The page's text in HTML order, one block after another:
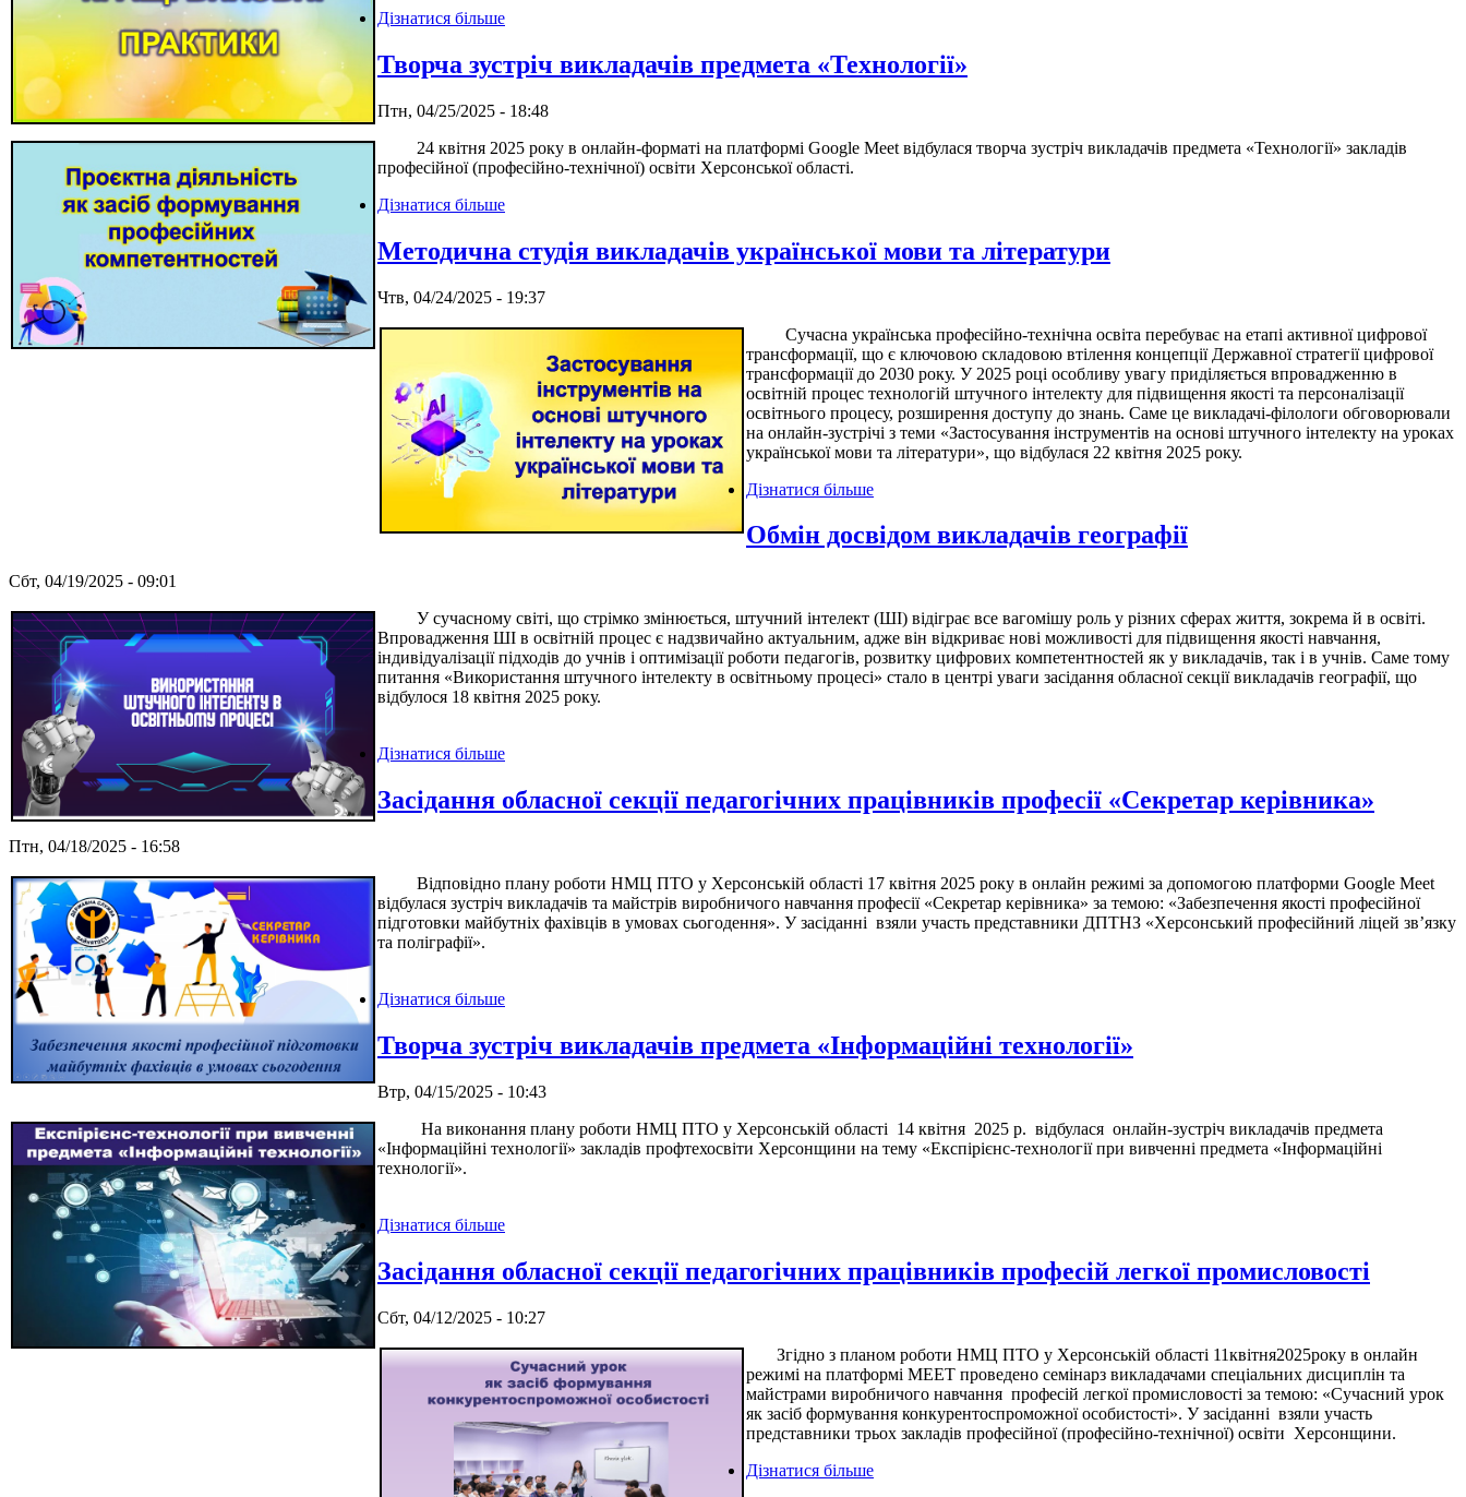
Дізнатися більше
Творча зустріч викладачів предмета «Технології»
Птн, 04/25/2025 - 18:48
24 квітня 2025 року в онлайн-форматі на платформі Google Meet відбулася творча зустріч викладачів предмета «Технології» закладів
професійної (професійно-технічної) освіти Херсонської області.
Дізнатися більше
Методична студія викладачів української мови та літератури
Чтв, 04/24/2025 - 19:37
Сучасна українська професійно-технічна освіта перебуває на етапі активної цифрової
трансформації, що є ключовою складовою втілення концепції Державної стратегії цифрової
трансформації до 2030 року. У 2025 році особливу увагу приділяється впровадженню в
освітній процес технологій штучного інтелекту для підвищення якості та персоналізації
освітнього процесу, розширення доступу до знань. Саме це викладачі-філологи обговорювали
на онлайн-зустрічі з теми «Застосування інструментів на основі штучного інтелекту на уроках
української мови та літератури», що відбулася 22 квітня 2025 року.
Дізнатися більше
Обмін досвідом викладачів географії
Сбт, 04/19/2025 - 09:01
У сучасному світі, що стрімко змінюється, штучний інтелект (ШІ) відіграє все вагомішу роль у різних сферах життя, зокрема й в освіті.
Впровадження ШІ в освітній процес є надзвичайно актуальним, адже він відкриває нові можливості для підвищення якості навчання,
індивідуалізації підходів до учнів і оптимізації роботи педагогів, розвитку цифрових компетентностей як у викладачів, так і в учнів. Саме тому
питання «Використання штучного інтелекту в освітньому процесі» стало в центрі уваги засідання обласної секції викладачів географії, що
відбулося 18 квітня 2025 року.
Дізнатися більше
Засідання обласної секції педагогічних працівників професії «Секретар керівника»
Птн, 04/18/2025 - 16:58
Відповідно плану роботи НМЦ ПТО у Херсонській області 17 квітня 2025 року в онлайн режимі за допомогою платформи Google Meet
відбулася зустріч викладачів та майстрів виробничого навчання професії «Секретар керівника» за темою: «Забезпечення якості професійної
підготовки майбутніх фахівців в умовах сьогодення». У засіданні взяли участь представники ДПТНЗ «Херсонський професійний ліцей зв’язку
та поліграфії».
Дізнатися більше
Творча зустріч викладачів предмета «Інформаційні технології»
Втр, 04/15/2025 - 10:43
На виконання плану роботи НМЦ ПТО у Херсонській області 14 квітня 2025 р. відбулася онлайн-зустріч викладачів предмета
«Інформаційні технології» закладів профтехосвіти Херсонщини на тему «Експірієнс-технології при вивченні предмета «Інформаційні
технології».
Дізнатися більше
Засідання обласної секції педагогічних працівників професій легкої промисловості
Сбт, 04/12/2025 - 10:27
Згідно з планом роботи НМЦ ПТО у Херсонській області 11квітня2025року в онлайн
режимі на платформі MEET проведено семінарз викладачами спеціальних дисциплін та
майстрами виробничого навчання професій легкої промисловості за темою: «Сучасний урок
як засіб формування конкурентоспроможної особистості». У засіданні взяли участь
представники трьох закладів професійної (професійно-технічної) освіти Херсонщини.
Дізнатися більше